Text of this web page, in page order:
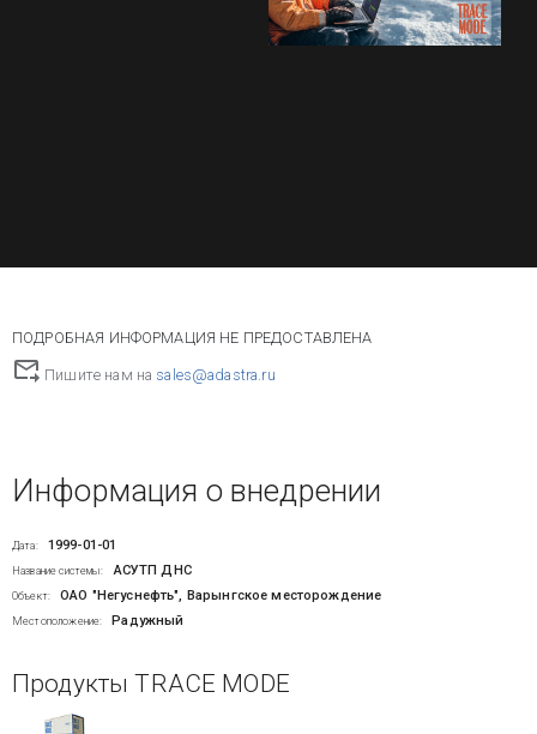
ПОДРОБНАЯ ИНФОРМАЦИЯ НЕ ПРЕДОСТАВЛЕНА
Пишите нам на sales@adastra.ru
Информация о внедрении
Дата: 1999-01-01
Название системы: АСУТП ДНС
Объект: ОАО "Негуснефть", Варынгское месторождение
Местоположение: Радужный
Продукты TRACE MODE